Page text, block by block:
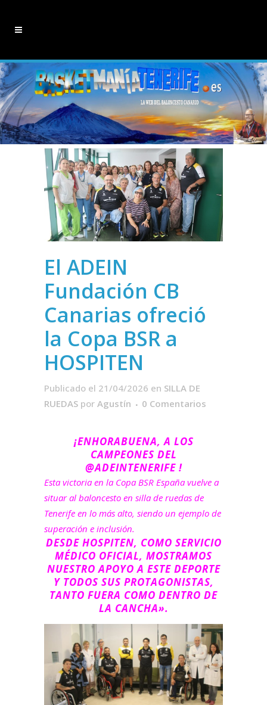
El ADEIN
Fundación CB
Canarias ofreció
la Copa BSR a
HOSPITEN
Publicado el 21/04/2026 en SILLA DE
RUEDAS por Agustín 0 Comentarios
¡ENHORABUENA, A LOS
CAMPEONES DEL
@ADEINTENERIFE !​
Esta victoria en la Copa BSR España vuelve a
situar al baloncesto en silla de ruedas de
Tenerife en lo más alto, siendo un ejemplo de
superación e inclusión.​
DESDE HOSPITEN, COMO SERVICIO
MÉDICO OFICIAL, MOSTRAMOS
NUESTRO APOYO A ESTE DEPORTE
Y TODOS SUS PROTAGONISTAS,
TANTO FUERA COMO DENTRO DE
LA CANCHA».​